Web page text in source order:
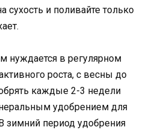
сухость и поливайте только
нуждается в регулярном
роста, с весны до
каждые 2-3 недели
удобрением для
зимний период удобрения